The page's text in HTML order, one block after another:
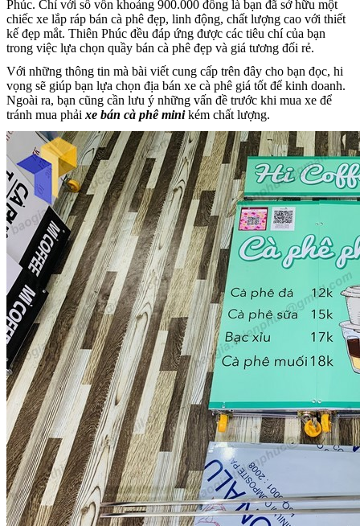
Phúc. Chỉ với số vốn khoảng 900.000 đồng là bạn đã sở hữu một
chiếc xe lắp ráp bán cà phê đẹp, linh động, chất lượng cao với thiết
kế đẹp mắt. Thiên Phúc đều đáp ứng được các tiêu chí của bạn
trong việc lựa chọn quầy bán cà phê đẹp và giá tương đối rẻ.
Với những thông tin mà bài viết cung cấp trên đây cho bạn đọc, hi
vọng sẽ giúp bạn lựa chọn địa bán xe cà phê giá tốt để kinh doanh.
Ngoài ra, bạn cũng cần lưu ý những vấn đề trước khi mua xe để
tránh mua phải xe bán cà phê minikém chất lượng.